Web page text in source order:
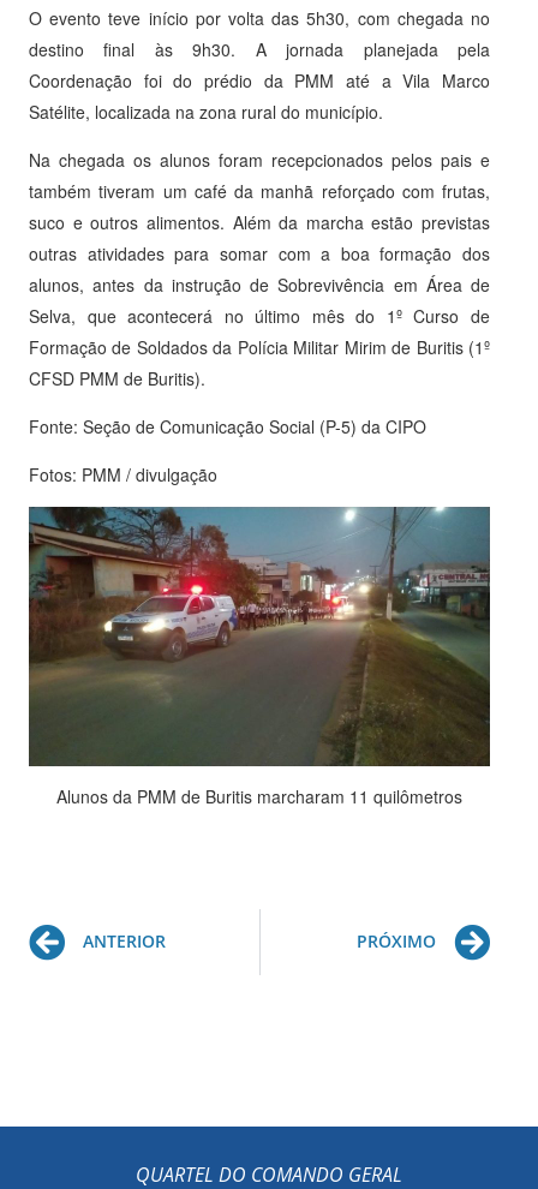
O evento teve início por volta das 5h30, com chegada no
destino final às 9h30. A jornada planejada pela
Coordenação foi do prédio da PMM até a Vila Marco
Satélite, localizada na zona rural do município.
Na chegada os alunos foram recepcionados pelos pais e
também tiveram um café da manhã reforçado com frutas,
suco e outros alimentos. Além da marcha estão previstas
outras atividades para somar com a boa formação dos
alunos, antes da instrução de Sobrevivência em Área de
Selva, que acontecerá no último mês do 1º Curso de
Formação de Soldados da Polícia Militar Mirim de Buritis (1º
CFSD PMM de Buritis).
Fonte: Seção de Comunicação Social (P-5) da CIPO
Fotos: PMM / divulgação
Alunos da PMM de Buritis marcharam 11 quilômetros
Prev
ANTERIOR PRÓXIMO
QUARTEL DO COMANDO GERAL